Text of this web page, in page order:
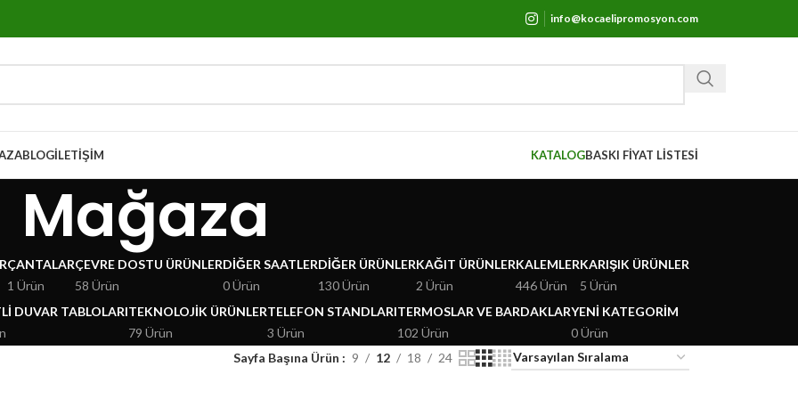
info@kocaelipromosyon.com
BLOGİLETIŞIM KATALOGBASKI FİYAT LİSTESİ
Mağaza
ÇANTALAR
1 Ürün
ÇEVRE DOSTU ÜRÜNLER
58 Ürün
DIĞER SAATLER
0 Ürün
DIĞER ÜRÜNLER
130 Ürün
KAĞIT ÜRÜNLER
2 Ürün
KALEMLER
446 Ürün
KARIŞIK ÜRÜNLER
5 Ürün
DUVAR TABLOLARITEKNOLOJIK ÜRÜNLER
79 Ürün
TELEFON STANDLARI
3 Ürün
TERMOSLAR VE BARDAKLAR
102 Ürün
YENI KATEGORIM
0 Ürün
Sayfa Başına Ürün 9 12 18 24